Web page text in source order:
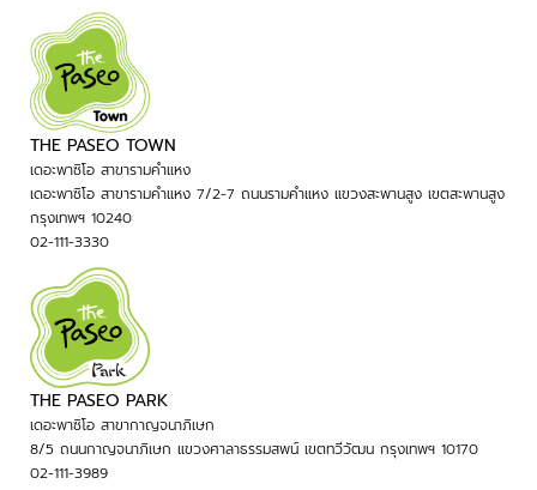
THE PASEO TOWN
เดอะพาซิโอ สาขารามคำแหง
เดอะพาซิโอ สาขารามคำแหง 7/2-7 ถนนรามคำแหง แขวงสะพานสูง เขตสะพานสูง
กรุงเทพฯ 10240
02-111-3330
THE PASEO PARK
เดอะพาซิโอ สาขากาญจนาภิเษก
8/5 ถนนกาญจนาภิเษก แขวงศาลาธรรมสพน์ เขตทวีวัฒน กรุงเทพฯ 10170
02-111-3989